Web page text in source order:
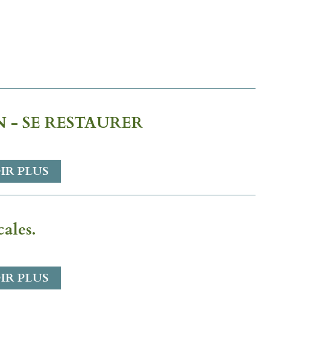
SE RESTAURER
PLUS
PLUS